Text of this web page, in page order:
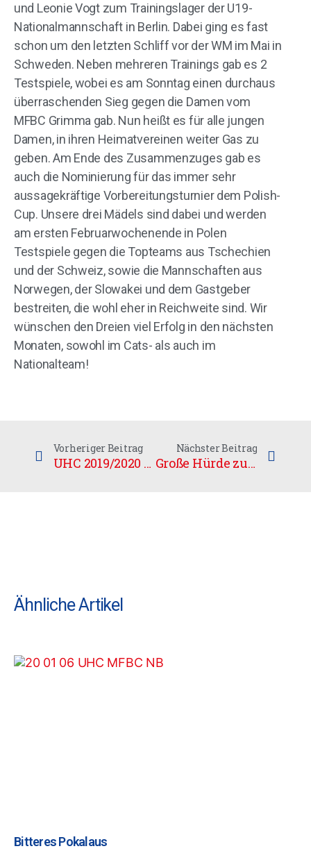
und Leonie Vogt zum Trainingslager der U19-
Nationalmannschaft in Berlin. Dabei ging es fast
schon um den letzten Schliff vor der WM im Mai in
Schweden. Neben mehreren Trainings gab es 2
Testspiele, wobei es am Sonntag einen durchaus
überraschenden Sieg gegen die Damen vom
MFBC Grimma gab. Nun heißt es für alle jungen
Damen, in ihren Heimatvereinen weiter Gas zu
geben. Am Ende des Zusammenzuges gab es
auch die Nominierung für das immer sehr
aussagekräftige Vorbereitungsturnier dem Polish-
Cup. Unsere drei Mädels sind dabei und werden
am ersten Februarwochenende in Polen
Testspiele gegen die Topteams aus Tschechien
und der Schweiz, sowie die Mannschaften aus
Norwegen, der Slowakei und dem Gastgeber
bestreiten, die wohl eher in Reichweite sind. Wir
wünschen den Dreien viel Erfolg in den nächsten
Monaten, sowohl im Cats- als auch im
Nationalteam!
Vorheriger Beitrag
UHC 2019/2020 – eine Zwischenbilanz
Nächster Beitrag
Große Hürde zum Jahresauftakt
Ähnliche Artikel
Bitteres Pokalaus